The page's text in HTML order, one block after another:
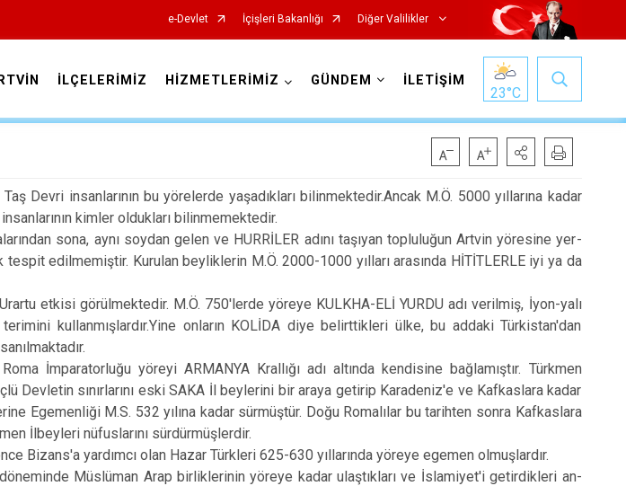
e-Devlet İçişleri Bakanlığı Diğer Valilikler
İLÇELERİMİZ HİZMETLERİMİZ GÜNDEM İLETİŞİM
23°C
Devri insanlarının bu yörelerde yaşadıkları bilinmektedir.Ancak M.Ö. 5000 yıllarına kadar
kimler oldukları bilinmemektedir.
sona, aynı soydan gelen ve HURRİLER adını taşıyan topluluğun Artvin yöresine yer­
edilmemiştir. Kurulan beyliklerin M.Ö. 2000-1000 yılları arasında HİTİTLERLE iyi ya da
etkisi görülmektedir. M.Ö. 750'lerde yöreye KULKHA-ELİ YURDU adı verilmiş, İyon-yalı
kullanmışlardır.Yine onların KOLİDA diye belirttikleri ülke, bu addaki Türkis­tan'dan
İmparatorluğu yöreyi ARMANYA Krallığı adı altında kendisine bağlamıştır. Türkmen
Devletin sınırlarını eski SAKA İl beylerini bir araya getirip Karadeniz'e ve Kafkaslara kadar
Egemenliği M.S. 532 yılına kadar sürmüştür. Doğu Romalılar bu tarihten sonra Kafkaslara
İlbeyleri nüfuslarını sürdür­müşlerdir.
yardımcı olan Hazar Türkleri 625-630 yıllarında yöreye egemen olmuşlardır.
Müslüman Arap birliklerinin yöreye kadar ulaştıkları ve İslamiyet'i getirdikleri an­